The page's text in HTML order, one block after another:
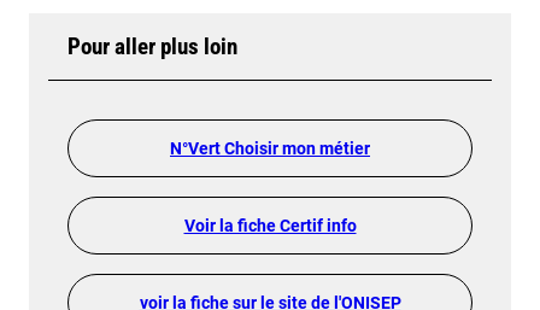
Pour aller plus loin
N°Vert Choisir mon métier
Voir la fiche Certif info
voir la fiche sur le site de l'ONISEP